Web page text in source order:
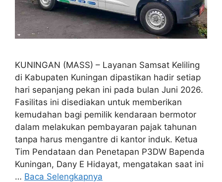
KUNINGAN (MASS) – Layanan Samsat Keliling
di Kabupaten Kuningan dipastikan hadir setiap
hari sepanjang pekan ini pada bulan Juni 2026.
Fasilitas ini disediakan untuk memberikan
kemudahan bagi pemilik kendaraan bermotor
dalam melakukan pembayaran pajak tahunan
tanpa harus mengantre di kantor induk. Ketua
Tim Pendataan dan Penetapan P3DW Bapenda
Kuningan, Dany E Hidayat, mengatakan saat ini
… Baca Selengkapnya